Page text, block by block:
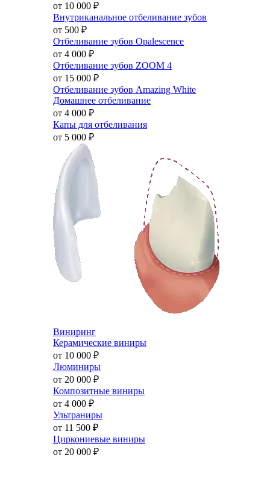
от 10 000 ₽
Внутриканальное отбеливание зубов
от 500 ₽
Отбеливание зубов Opalescence
от 4 000 ₽
Отбеливание зубов ZOOM 4
от 15 000 ₽
Отбеливание зубов Amazing White
Домашнее отбеливание
от 4 000 ₽
Капы для отбеливания
от 5 000 ₽
Виниринг
Керамические виниры
от 10 000 ₽
Люминиры
от 20 000 ₽
Композитные виниры
от 4 000 ₽
Ультраниры
от 11 500 ₽
Циркониевые виниры
от 20 000 ₽